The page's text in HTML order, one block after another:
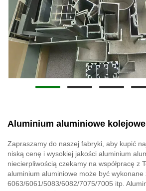
Aluminium aluminiowe kolejowe
Zapraszamy do naszej fabryki, aby kupić
niską cenę i wysokiej jakości aluminium
niecierpliwością czekamy na współpracę z
aluminium aluminiowe może być wykonane
6063/6061/5083/6082/7075/7005 itp.